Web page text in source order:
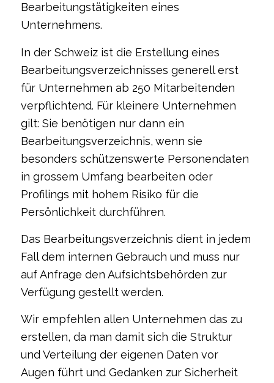
Bearbeitungstätigkeiten eines
Unternehmens.
In der Schweiz ist die Erstellung eines
Bearbeitungsverzeichnisses generell erst
für Unternehmen ab 250 Mitarbeitenden
verpflichtend. Für kleinere Unternehmen
gilt: Sie benötigen nur dann ein
Bearbeitungsverzeichnis, wenn sie
besonders schützenswerte Personendaten
in grossem Umfang bearbeiten oder
Profilings mit hohem Risiko für die
Persönlichkeit durchführen.
Das Bearbeitungsverzeichnis dient in jedem
Fall dem internen Gebrauch und muss nur
auf Anfrage den Aufsichtsbehörden zur
Verfügung gestellt werden.
Wir empfehlen allen Unternehmen das zu
erstellen, da man damit sich die Struktur
und Verteilung der eigenen Daten vor
Augen führt und Gedanken zur Sicherheit